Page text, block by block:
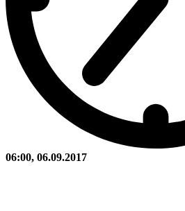
06:00, 06.09.2017